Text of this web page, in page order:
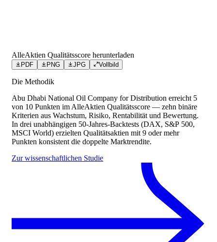
AlleAktien Qualitätsscore herunterladen
PDF PNG JPG Vollbild
Die Methodik
Abu Dhabi National Oil Company for Distribution erreicht 5
von 10 Punkten im AlleAktien Qualitätsscore — zehn binäre
Kriterien aus Wachstum, Risiko, Rentabilität und Bewertung.
In drei unabhängigen 50-Jahres-Backtests (DAX, S&P 500,
MSCI World) erzielten Qualitätsaktien mit 9 oder mehr
Punkten konsistent die doppelte Marktrendite.
Zur wissenschaftlichen Studie